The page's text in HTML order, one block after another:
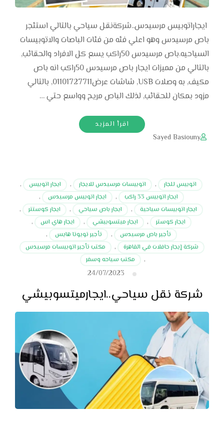
ايجاراتوبيس مرسيدس..شركةنقل سياحي بالتالي استئجر
باص مرسيدس وهو اعلي فئه من فئات الباصات والاتوبيسات
السياحيه.باص مرسيدس 50راكب يسع كل الافراد والحقائب,
بالتالي من مميزات ايجار باص مرسيدس 50راكب انه باص
مكيف, به وصلات USB, شاشات عرض01101727711, بالتالي
مزود بمكان للحقائب, لذلك الباص مريح وواسع حتي …
اقرأ المزيد
Sayed Basiouny
اتوبيس للجار , اتوبيسات مرسيدس للايجار , ايجار اتوبيس
,
ايجار اتوبيس 33 راكب
, ايجار اتوبيس مرسيدس
,
ايجار اتوبيسات سياحية
, ايجار باص سياحي , ايجار كوستتر
,
ايجار كوستر
, ايجار ميتسوبيشي , ايجار هاي اس
,
تأجير باص مرسيدس
, تأجير تويوتا هايس
,
شركة إيجار حافلات في القاهرة
,
مكتب تأجير اتوبيسات مرسيدس
,
مكتب سياحه وسفر
24/07/2023
شركة نقل سياحي..ايجارميتسوبيشي